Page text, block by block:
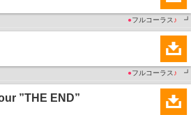
●フルコーラス ♪ ┛
●フルコーラス ♪ ┛
”THE END”